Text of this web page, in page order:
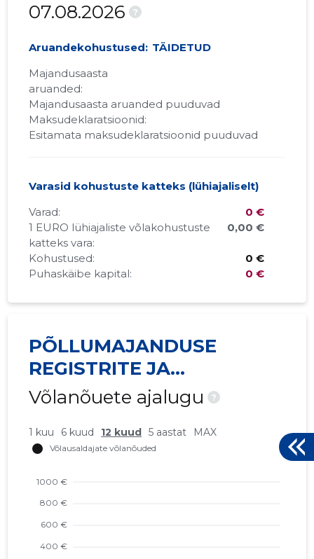
07.08.2026
?
Aruandekohustused: TÄIDETUD
Majandusaasta
aruanded:
Majandusaasta aruanded puuduvad
Maksudeklaratsioonid:
Esitamata maksudeklaratsioonid puuduvad
Varasid kohustuste katteks (lühiajaliselt)
Varad:
0 €
1 EURO lühiajaliste võlakohustuste
katteks vara:
0,00 €
Kohustused:
0 €
Puhaskäibe kapital:
0 €
PÕLLUMAJANDUSE
REGISTRITE JA
INFORMATSIOONI AMET
Võlanõuete ajalugu ?
1 kuu 6 kuud 12 kuud 5 aastat MAX